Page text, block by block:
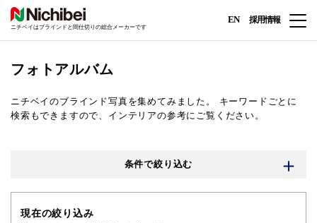
ニチベイはブラインドと間仕切りの総合メーカーです
EN 採用情報
フォトアルバム
ニチベイのブラインド写真を集めてみました。
キーワードごとに
検索もできますので、インテリアの参考にご覧ください。
条件で絞り込む
現在の絞り込み